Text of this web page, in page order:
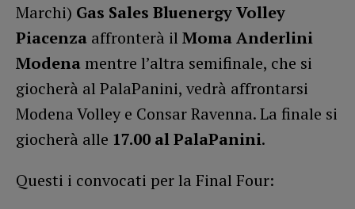
Marchi) Gas Sales Bluenergy Volley
Piacenza affronterà il Moma Anderlini
Modena mentre l’altra semifinale, che si
giocherà al PalaPanini, vedrà affrontarsi
Modena Volley e Consar Ravenna. La finale si
giocherà alle 17.00 al PalaPanini.
Questi i convocati per la Final Four: